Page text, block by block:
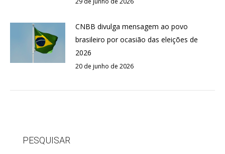
CNBB divulga mensagem ao povo
brasileiro por ocasião das eleições de
2026
20 de junho de 2026
PESQUISAR